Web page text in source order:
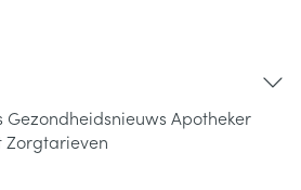
Gezondheidsnieuws Apotheker
Zorgtarieven